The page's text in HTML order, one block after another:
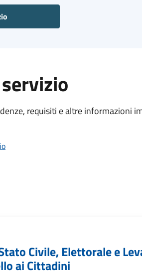
requisiti e altre informazioni
Civile, Elettorale e
ai Cittadini